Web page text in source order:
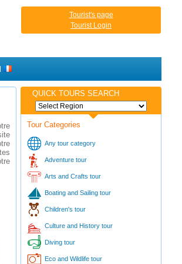
Tourist's page
Tourist Login
QUICK TOURS SEARCH
Tour Categories
Any tour category
Adventure tour
Arts and Crafts tour
Boating and Sailing tour
Children's tour
Culture and History tour
Diving tour
Eco and Wildlife tour